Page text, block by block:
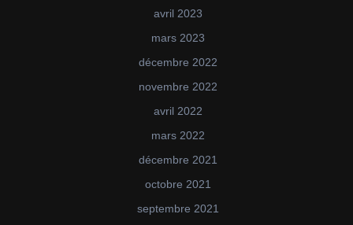
avril 2023
mars 2023
décembre 2022
novembre 2022
avril 2022
mars 2022
décembre 2021
octobre 2021
septembre 2021